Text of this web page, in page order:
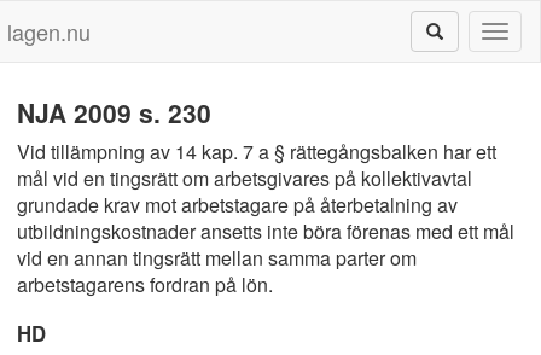
lagen.nu
NJA 2009 s. 230
Vid tillämpning av 14 kap. 7 a § rättegångsbalken har ett
mål vid en tingsrätt om arbetsgivares på kollektivavtal
grundade krav mot arbetstagare på återbetalning av
utbildningskostnader ansetts inte böra förenas med ett mål
vid en annan tingsrätt mellan samma parter om
arbetstagarens fordran på lön.
HD